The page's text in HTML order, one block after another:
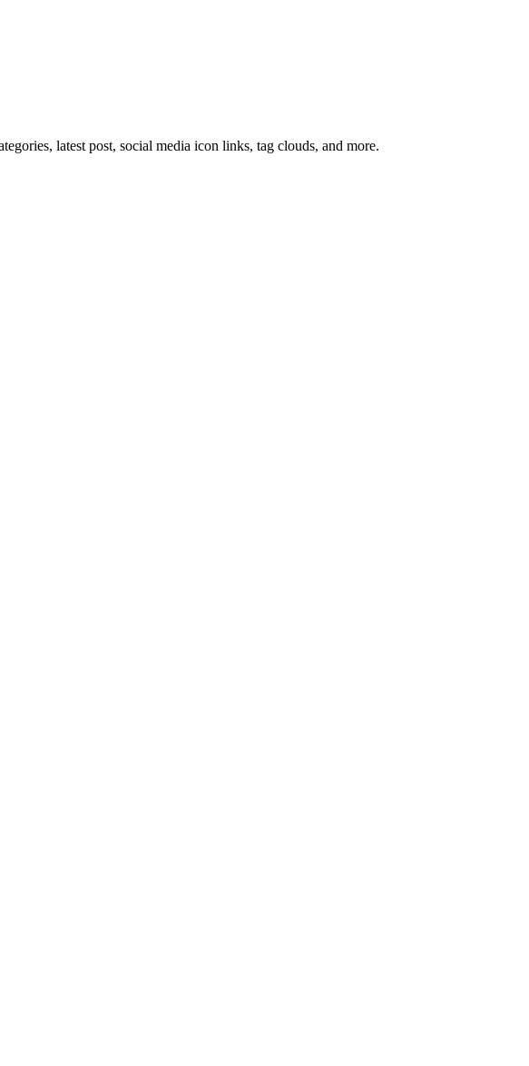
latest post, social media icon links, tag clouds, and more.